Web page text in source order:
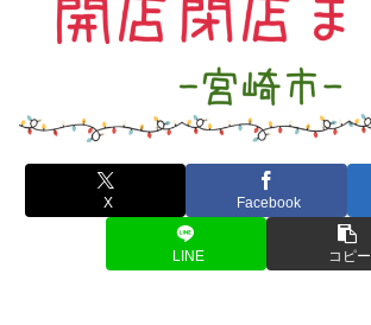
X Facebook
LINE コピー